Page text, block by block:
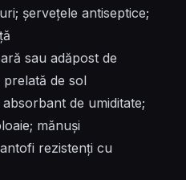
șervețele antiseptice;
sau adăpost de
de sol
de umiditate;
mănuși
rezistenți cu